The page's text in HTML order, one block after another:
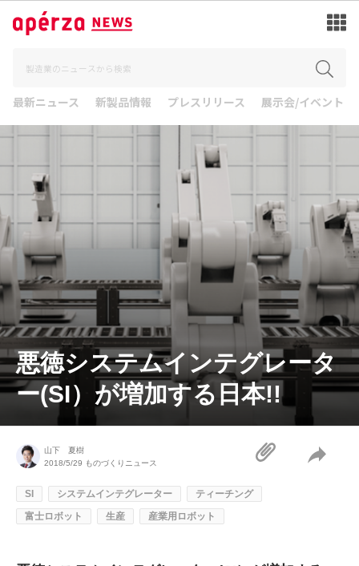
最新ニュース 新製品情報 プレスリリース 展示会/イベント
悪徳システムインテグレータ
ー(SI）が増加する日本!!
山下 夏樹
2018/5/29 ものづくりニュース
SI システムインテグレーター
ティーチング
富士ロボット
生産 産業用ロボット